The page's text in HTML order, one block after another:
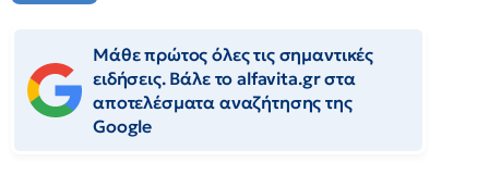
Μάθε πρώτος όλες τις σημαντικές
ειδήσεις. Βάλε το alfavita.gr στα
αποτελέσματα αναζήτησης της
Google